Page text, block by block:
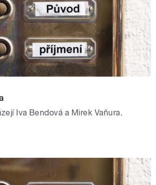
Iva Bendová a Mirek Vaňura.